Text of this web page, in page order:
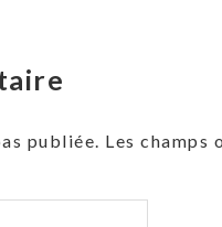
publiée. Les champs